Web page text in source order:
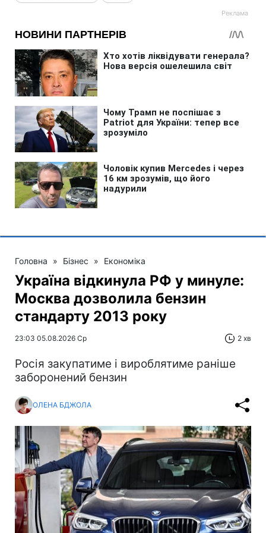
Головна » Бізнес » Економіка
Україна відкинула РФ у минуле:
Москва дозволила бензин
стандарту 2013 року
23:03 05.08.2026 Ср 2 хв
Росія закупатиме і вироблятиме раніше
заборонений бензин
ОЛЕНА БДЖОЛА